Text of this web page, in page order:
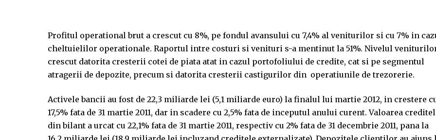
Profitul operational brut a crescut cu 8%, pe fondul avansului cu 7,4% al veniturilor si cu 7% in
cheltuielilor operationale. Raportul intre costuri si venituri s-a mentinut la 51%. Nivelul
crescut datorita cresterii cotei de piata atat in cazul portofoliului de credite, cat si pe segmentul
atragerii de depozite, precum si datorita cresterii castigurilor din operatiunile de trezorerie.
Activele bancii au fost de 22,3 miliarde lei (5,1 miliarde euro) la finalul lui martie 2012, in crestere
17,5% fata de 31 martie 2011, dar in scadere cu 2,5% fata de inceputul anului curent. Valoarea
din bilant a urcat cu 22,1% fata de 31 martie 2011, respectiv cu 2% fata de 31 decembrie 2011, pana la